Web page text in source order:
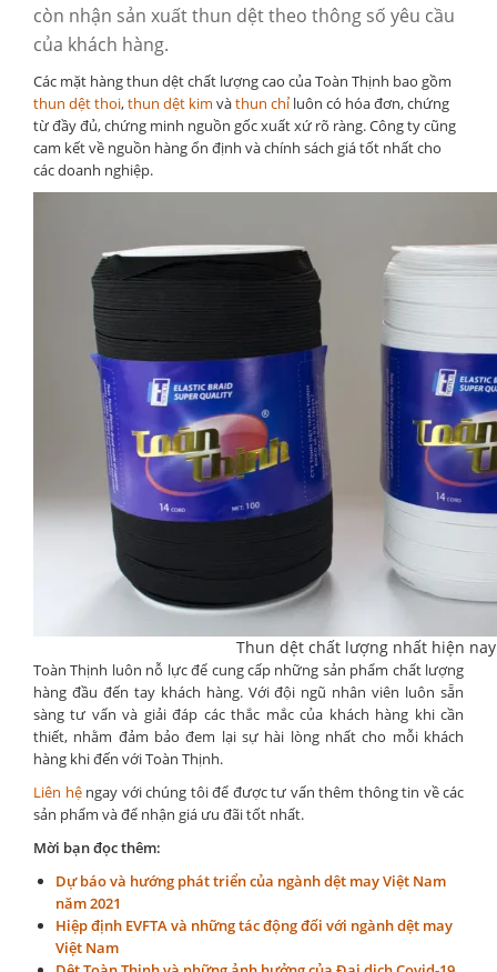
còn nhận sản xuất thun dệt theo thông số yêu cầu
của khách hàng.
Các mặt hàng thun dệt chất lượng cao của Toàn Thịnh bao gồm
thun dệt thoi,thun dệt kim vàthun chỉ luôn có hóa đơn, chứng
từ đầy đủ, chứng minh nguồn gốc xuất xứ rõ ràng. Công ty cũng
cam kết về nguồn hàng ổn định và chính sách giá tốt nhất cho
các doanh nghiệp.
Thun dệt chất lượng nhất hiện nay
Toàn Thịnh luôn nỗ lực để cung cấp những sản phẩm chất lượng
hàng đầu đến tay khách hàng. Với đội ngũ nhân viên luôn sẵn
sàng tư vấn và giải đáp các thắc mắc của khách hàng khi cần
thiết, nhằm đảm bảo đem lại sự hài lòng nhất cho mỗi khách
hàng khi đến với Toàn Thịnh.
Liên hệngay với chúng tôi để được tư vấn thêm thông tin về các
sản phẩm và để nhận giá ưu đãi tốt nhất.
Mời bạn đọc thêm:
Dự báo và hướng phát triển của ngành dệt may Việt Nam
năm 2021
Hiệp định EVFTA và những tác động đối với ngành dệt may
Việt Nam